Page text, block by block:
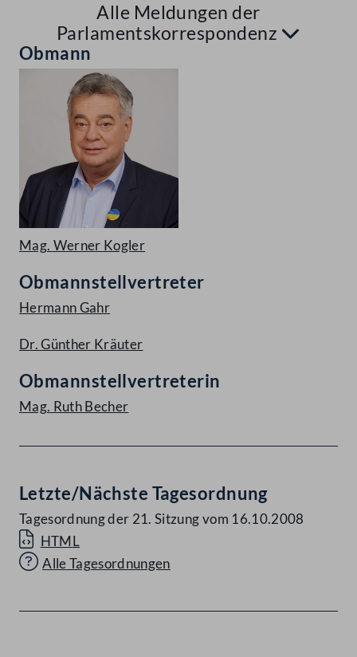
Alle Meldungen der
Parlamentskorrespondenz
Obmann
Mag. Werner Kogler
Obmannstellvertreter
Hermann Gahr
Dr. Günther Kräuter
Obmannstellvertreterin
Mag. Ruth Becher
Letzte/Nächste Tagesordnung
Tagesordnung der 21. Sitzung vom 16.10.2008
HTML
Alle Tagesordnungen